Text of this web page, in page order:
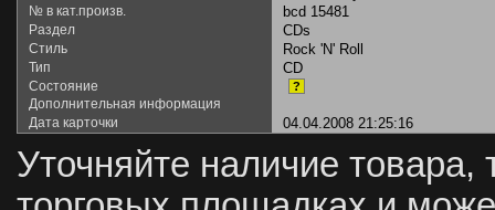
№ в кат.произв. bcd 15481
Раздел CDs
Стиль Rock 'N' Roll
Тип CD
Состояние ?
Дополнительная информация
Дата карточки
04.04.2008 21:25:16
Уточняйте наличие товара,